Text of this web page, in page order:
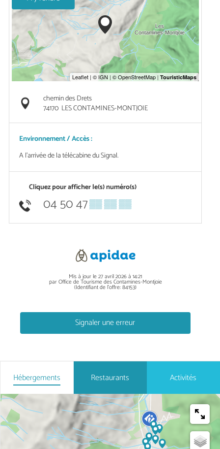
chemin des Drets
74170 LES CONTAMINES-MONTJOIE
Environnement / Accès :
A l'arrivée de la télécabine du Signal.
Cliquez pour afficher le(s) numéro(s)
04 50 47▒▒ ▒▒ ▒▒
Mis à jour le 27 avril 2026 à 14:21
par Office de Tourisme des Contamines-Montjoie
(Identifiant de l'offre:84153)
Signaler une erreur
Hébergements Restaurants Activités